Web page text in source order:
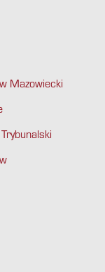
Mazowiecki